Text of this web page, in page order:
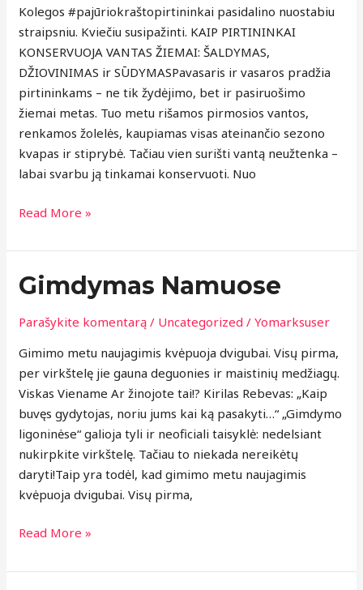
Kolegos #pajūriokraštopirtininkai pasidalino nuostabiu
straipsniu. Kviečiu susipažinti. KAIP PIRTININKAI
KONSERVUOJA VANTAS ŽIEMAI: ŠALDYMAS,
DŽIOVINIMAS ir SŪDYMASPavasaris ir vasaros pradžia
pirtininkams – ne tik žydėjimo, bet ir pasiruošimo
žiemai metas. Tuo metu rišamos pirmosios vantos,
renkamos žolelės, kaupiamas visas ateinančio sezono
kvapas ir stiprybė. Tačiau vien surišti vantą neužtenka –
labai svarbu ją tinkamai konservuoti. Nuo
Read More »
Gimdymas Namuose
Parašykite komentarą / Uncategorized /Yomarksuser
Gimimo metu naujagimis kvėpuoja dvigubai. Visų pirma,
per virkštelę jie gauna deguonies ir maistinių medžiagų.
Viskas Viename Ar žinojote tai!? Kirilas Rebevas: „Kaip
buvęs gydytojas, noriu jums kai ką pasakyti…“ „Gimdymo
ligoninėse“ galioja tyli ir neoficiali taisyklė: nedelsiant
nukirpkite virkštelę. Tačiau to niekada nereikėtų
daryti!Taip yra todėl, kad gimimo metu naujagimis
kvėpuoja dvigubai. Visų pirma,
Gimdymas
Namuose
Read More »